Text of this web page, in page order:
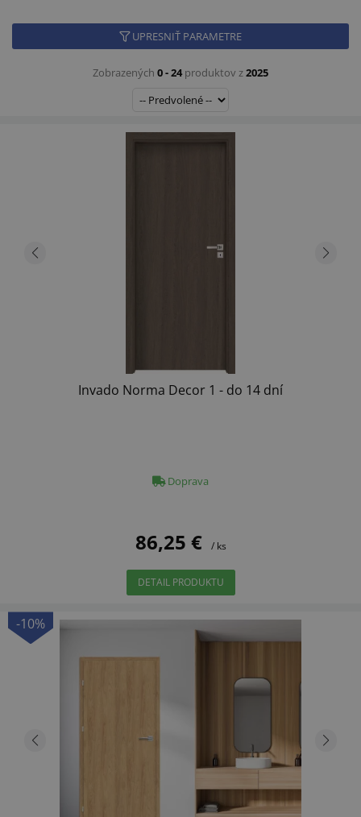
UPRESNIŤ PARAMETRE
Zobrazených 0 - 24produktov z2025
Invado Norma Decor 1 - do 14 dní
Doprava
86,25 € / ks
DETAIL PRODUKTU
-10%